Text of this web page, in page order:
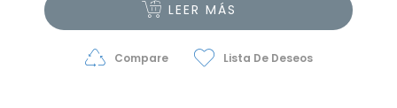
LEER MÁS
Compare Lista De Deseos